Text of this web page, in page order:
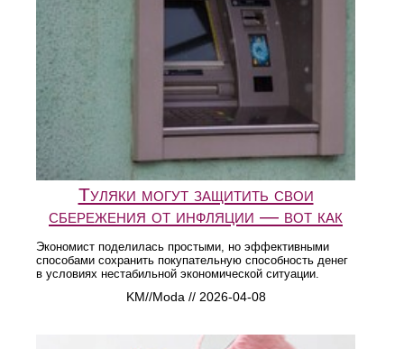
Туляки могут защитить свои
сбережения от инфляции — вот как
Экономист поделилась простыми, но эффективными
способами сохранить покупательную способность денег
в условиях нестабильной экономической ситуации.
KM//Moda // 2026-04-08